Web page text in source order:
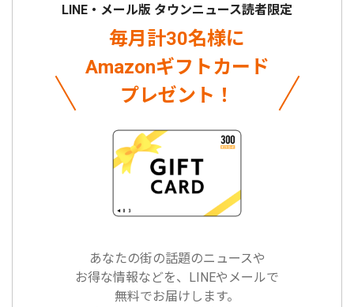
LINE・メール版 タウンニュース読者限定
毎月計30名様に
Amazonギフトカード
プレゼント！
あなたの街の話題のニュースや
お得な情報などを、LINEやメールで
無料でお届けします。